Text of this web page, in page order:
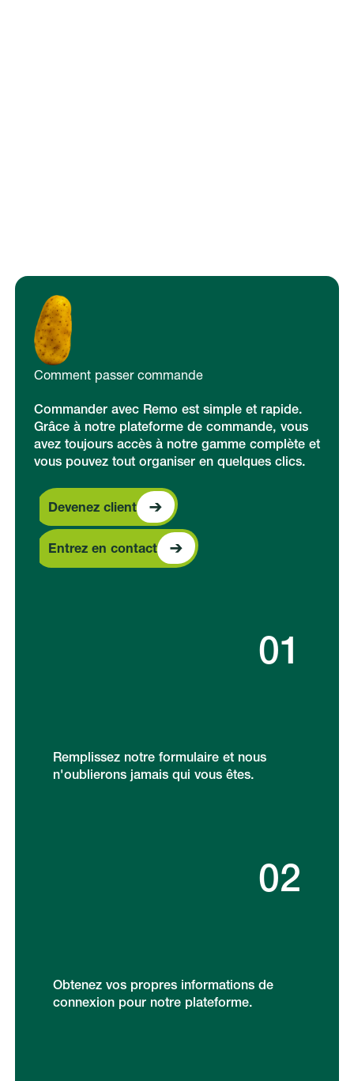
Comment passer commande
Commander avec Remo est simple et rapide.
Grâce à notre plateforme de commande, vous
avez toujours accès à notre gamme complète et
vous pouvez tout organiser en quelques clics.
Devenez client
Devenez client
Entrez en contact
Entrez en contact
01
Remplissez notre formulaire et nous
n'oublierons jamais qui vous êtes.
02
Obtenez vos propres informations de
connexion pour notre plateforme.